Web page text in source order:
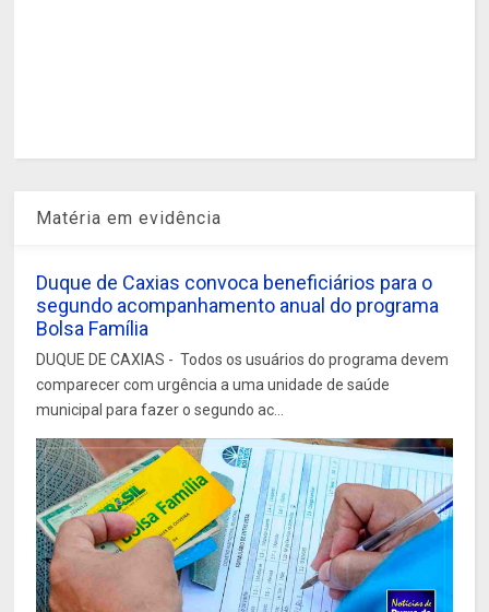
Matéria em evidência
Duque de Caxias convoca beneficiários para o
segundo acompanhamento anual do programa
Bolsa Família
DUQUE DE CAXIAS - Todos os usuários do programa devem
comparecer com urgência a uma unidade de saúde
municipal para fazer o segundo ac...